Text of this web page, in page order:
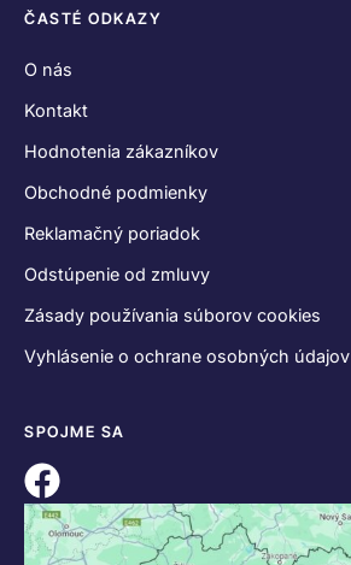
ČASTÉ ODKAZY
O nás
Kontakt
Hodnotenia zákazníkov
Obchodné podmienky
Reklamačný poriadok
Odstúpenie od zmluvy
Zásady používania súborov cookies
Vyhlásenie o ochrane osobných údajov
SPOJME SA